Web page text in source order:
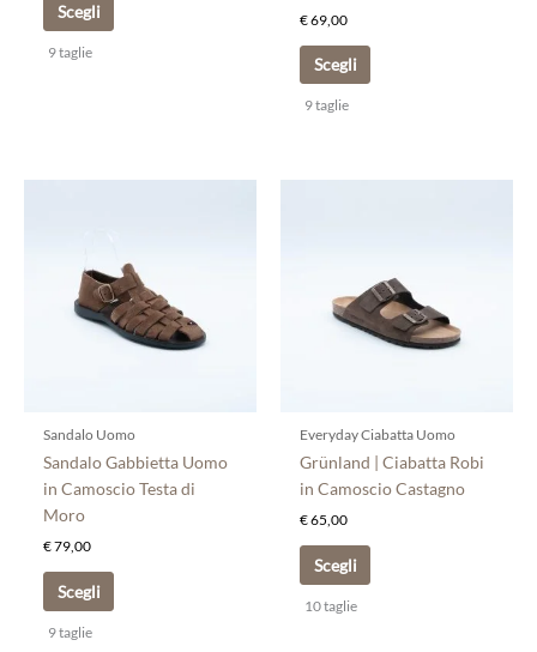
Scegli
9 taglie
€69,00
Scegli
9 taglie
Sandalo Uomo
Sandalo Gabbietta Uomo
in Camoscio Testa di
Moro
€79,00
Scegli
più
varianti.
Le
opzioni
scelte
nella
pagina
9 taglie
Everyday Ciabatta Uomo
Grünland | Ciabatta Robi
in Camoscio Castagno
€65,00
Scegli
varianti.
Le
opzioni
scelte
nella
pagina
10 taglie